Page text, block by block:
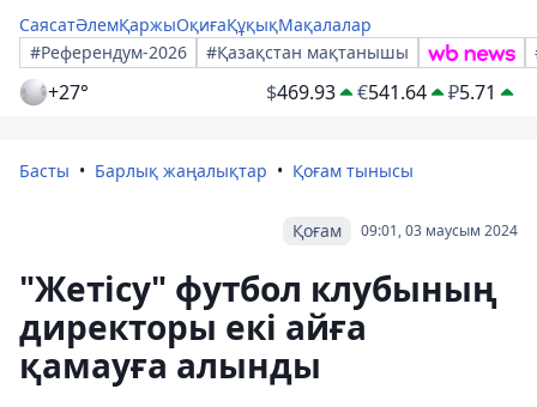
СаясатӘлемҚаржыОқиғаҚұқықМақалалар
#Референдум-2026
#Қазақстан мақтанышы
+27° $469.93 €541.64 ₽5.71
Басты Барлық жаңалықтар Қоғам тынысы
09:01, 03 маусым 2024
Қоғам
"Жетісу" футбол клубының
директоры екі айға
қамауға алынды